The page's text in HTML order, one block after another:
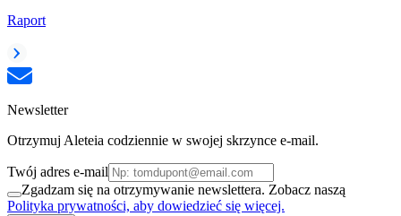
Raport
Newsletter
Otrzymuj Aleteia codziennie w swojej skrzynce e-mail.
Twój adres e-mail
Zgadzam się na otrzymywanie newslettera. Zobacz naszą
Polityka prywatności, aby dowiedzieć się więcej.